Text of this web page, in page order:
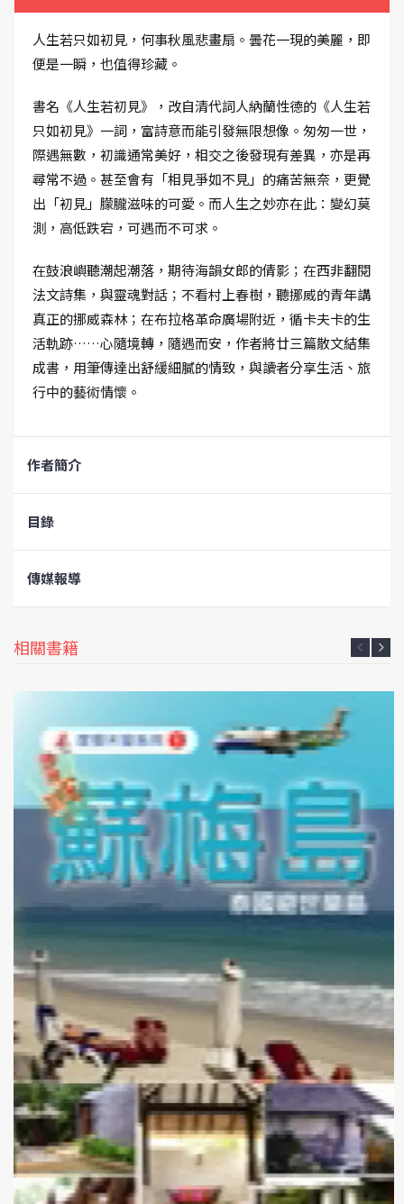
人生若只如初見，何事秋風悲畫扇。曇花一現的美麗，即
便是一瞬，也值得珍藏。
書名《人生若初見》，改自清代詞人納蘭性德的《人生若
只如初見》一詞，富詩意而能引發無限想像。匆匆一世，
際遇無數，初識通常美好，相交之後發現有差異，亦是再
尋常不過。甚至會有「相見爭如不見」的痛苦無奈，更覺
出「初見」朦朧滋味的可愛。而人生之妙亦在此：變幻莫
測，高低跌宕，可遇而不可求。
在鼓浪嶼聽潮起潮落，期待海韻女郎的倩影；在西非翻閱
法文詩集，與靈魂對話；不看村上春樹，聽挪威的青年講
真正的挪威森林；在布拉格革命廣場附近，循卡夫卡的生
活軌跡……心隨境轉，隨遇而安，作者將廿三篇散文結集
成書，用筆傳達出舒緩細膩的情致，與讀者分享生活、旅
行中的藝術情懷。
作者簡介
目錄
傳媒報導
相關書籍